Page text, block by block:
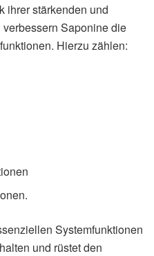
ihrer stärkenden und
Saponine die
Hierzu zählen:
Systemfunktionen
und rüstet den